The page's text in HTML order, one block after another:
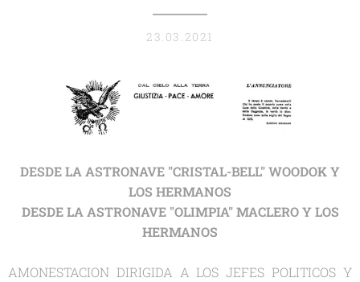
23.03.2021
DESDE LA ASTRONAVE "CRISTAL-BELL" WOODOK Y
LOS HERMANOS
DESDE LA ASTRONAVE "OLIMPIA" MACLERO Y LOS
HERMANOS
AMONESTACION DIRIGIDA A LOS JEFES POLITICOS Y